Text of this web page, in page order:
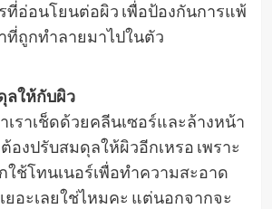
ที่อ่อนโยนต่อผิว เพื่อป้องกันการแพ้
ที่ถูกทำลายมาไปในตัว
ลให้กับผิว
เราเช็ดด้วยคลีนเซอร์และล้างหน้า
องปรับสมดุลให้ผิวอีกเหรอ เพราะ
ใช้โทนเนอร์เพื่อทำความสะอาด
ยอะเลยใช่ไหมคะ แต่นอกจากจะ